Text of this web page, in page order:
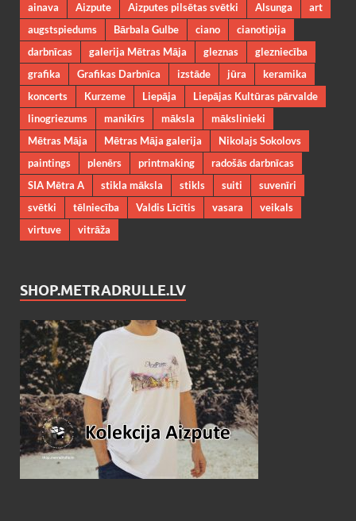
ainava Aizpute Aizputes pilsētas svētki Alsunga
art
augstspiedums
Bārbala Gulbe ciano
cianotipija
darbnīcas
galerija Mētras Māja gleznas
glezniecība
grafika
Grafikas Darbnīca izstāde jūra
keramika
koncerts
Kurzeme Liepāja
Liepājas Kultūras pārvalde
linogriezums
manikīrs māksla
mākslinieki
Mētras Māja
Mētras Māja galerija
Nikolajs Sokolovs
paintings
plenērs printmaking
radošās darbnīcas
SIA Mētra A
stikla māksla stikls suiti
suvenīri
svētki
tēlniecība Valdis Līcītis vasara
veikals
virtuve
vitrāža
SHOP.METRADRULLE.LV